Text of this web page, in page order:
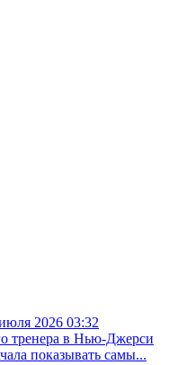
2026 03:32
тренера в Нью-Джерси
показывать самы...